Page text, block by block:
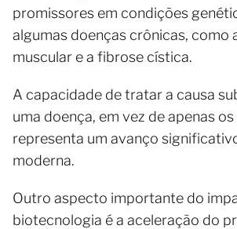
promissores em condições
algumas doenças crônicas, como
muscular e a fibrose cística.
A capacidade de tratar a causa
uma doença, em vez de apenas
representa um avanço
moderna.
Outro aspecto importante do
biotecnologia é a aceleração do